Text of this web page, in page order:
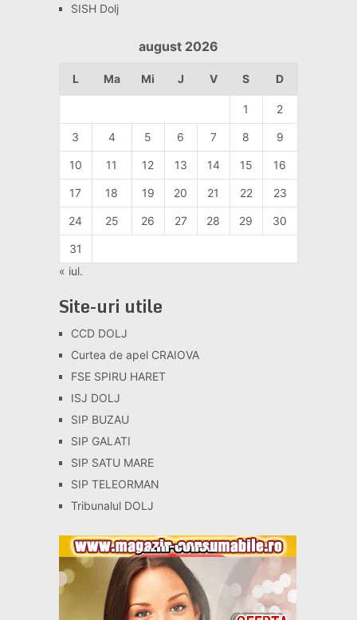
SISH Dolj
august 2026
L Ma Mi J V S D
1 2
3 4 5 6 7 8 9
10 11 12 13 14 15 16
17 18 19 20 21 22 23
24 25 26 27 28 29 30
31
« iul.
Site-uri utile
CCD DOLJ
Curtea de apel CRAIOVA
FSE SPIRU HARET
ISJ DOLJ
SIP BUZAU
SIP GALATI
SIP SATU MARE
SIP TELEORMAN
Tribunalul DOLJ